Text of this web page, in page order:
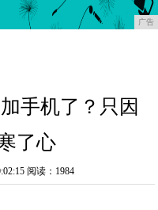
广告
手机了？只因
了心
阅读：1984